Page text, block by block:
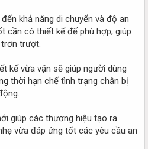
khả năng di chuyển và độ an
cần có thiết kế đế phù hợp, giúp
trượt.
kế vừa vặn sẽ giúp người dùng
thời hạn chế tình trạng chân bị
giúp các thương hiệu tạo ra
vừa đáp ứng tốt các yêu cầu an